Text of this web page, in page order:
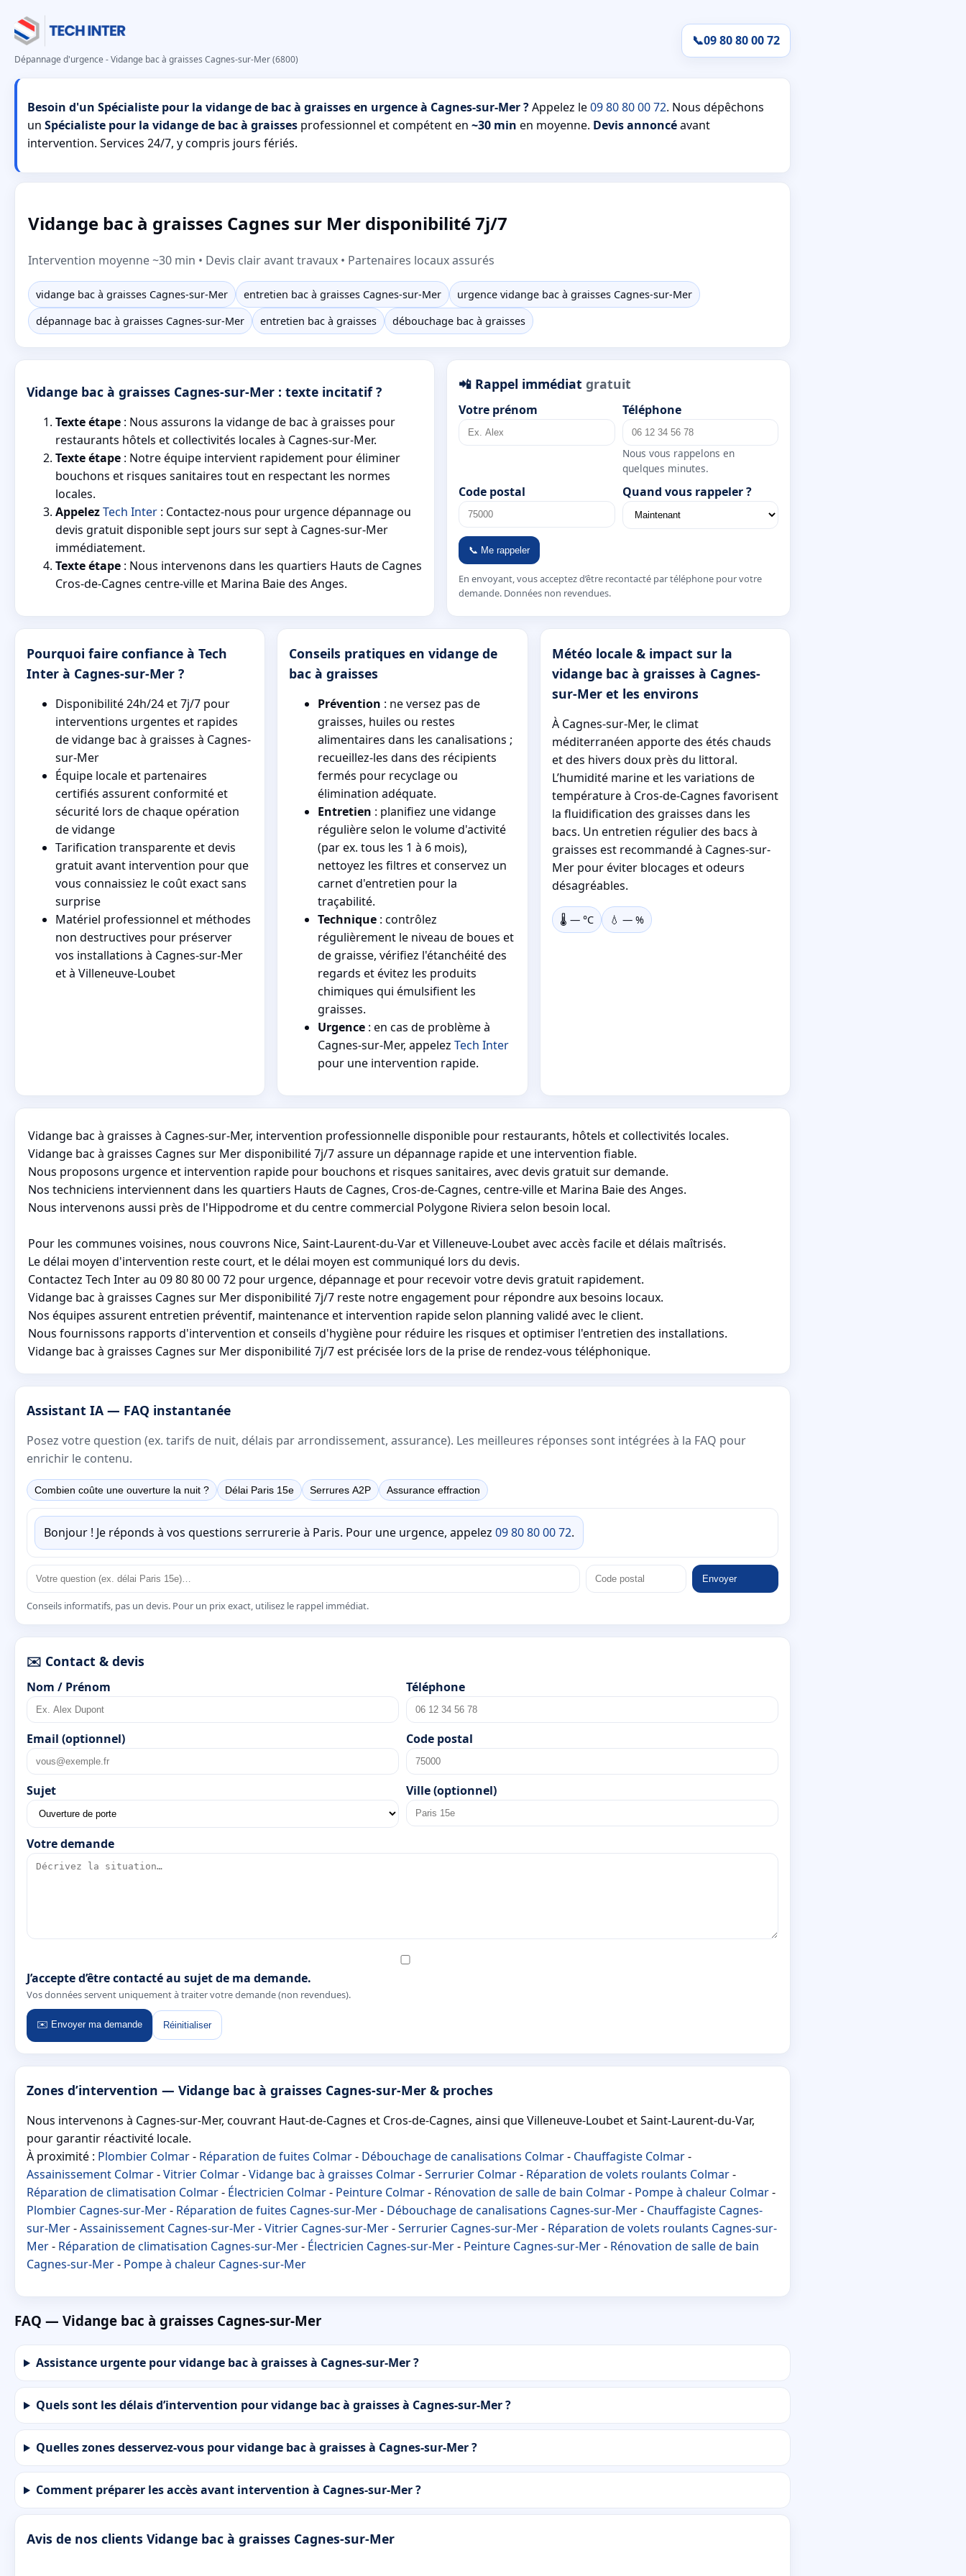
Dépannage d'urgence - Vidange bac à graisses Cagnes-sur-Mer (6800)
📞09 80 80 00 72
Besoin d'un Spécialiste pour la vidange de bac à graisses en urgence à Cagnes-sur-Mer ?Appelez le09 80 80 00 72. Nous dépêchons
un Spécialiste pour la vidange de bac à graisses professionnel et compétent en ~30 min en moyenne. Devis annoncéavant
intervention. Services 24/7, y compris jours fériés.
Vidange bac à graisses Cagnes sur Mer disponibilité 7j/7
Intervention moyenne ~30 min • Devis clair avant travaux • Partenaires locaux assurés
vidange bac à graisses Cagnes-sur-Mer entretien bac à graisses Cagnes-sur-Mer
urgence vidange bac à graisses Cagnes-sur-Mer
dépannage bac à graisses Cagnes-sur-Mer
entretien bac à graisses débouchage bac à graisses
Vidange bac à graisses Cagnes-sur-Mer : texte incitatif ?
Texte étape : Nous assurons la vidange de bac à graisses pour
restaurants hôtels et collectivités locales à Cagnes-sur-Mer.
Texte étape : Notre équipe intervient rapidement pour éliminer
bouchons et risques sanitaires tout en respectant les normes
locales.
AppelezTech Inter : Contactez-nous pour urgence dépannage ou
devis gratuit disponible sept jours sur sept à Cagnes-sur-Mer
immédiatement.
Texte étape : Nous intervenons dans les quartiers Hauts de Cagnes
Cros-de-Cagnes centre-ville et Marina Baie des Anges.
📲 Rappel immédiatgratuit
Votre prénom Téléphone
Nous vous rappelons en
quelques minutes.
Code postal Quand vous rappeler ?
📞 Me rappeler
En envoyant, vous acceptez d’être recontacté par téléphone pour votre
demande. Données non revendues.
Pourquoi faire confiance à Tech
Inter à Cagnes-sur-Mer ?
Disponibilité 24h/24 et 7j/7 pour
interventions urgentes et rapides
de vidange bac à graisses à Cagnes-
sur-Mer
Équipe locale et partenaires
certifiés assurent conformité et
sécurité lors de chaque opération
de vidange
Tarification transparente et devis
gratuit avant intervention pour que
vous connaissiez le coût exact sans
surprise
Matériel professionnel et méthodes
non destructives pour préserver
vos installations à Cagnes-sur-Mer
et à Villeneuve-Loubet
Conseils pratiques en vidange de
bac à graisses
Prévention : ne versez pas de
graisses, huiles ou restes
alimentaires dans les canalisations ;
recueillez-les dans des récipients
fermés pour recyclage ou
élimination adéquate.
Entretien : planifiez une vidange
régulière selon le volume d'activité
(par ex. tous les 1 à 6 mois),
nettoyez les filtres et conservez un
carnet d'entretien pour la
traçabilité.
Technique : contrôlez
régulièrement le niveau de boues et
de graisse, vérifiez l'étanchéité des
regards et évitez les produits
chimiques qui émulsifient les
graisses.
Urgence : en cas de problème à
Cagnes-sur-Mer, appelezTech Inter
pour une intervention rapide.
Météo locale & impact sur la
vidange bac à graisses à Cagnes-
sur-Mer et les environs
À Cagnes-sur-Mer, le climat
méditerranéen apporte des étés chauds
et des hivers doux près du littoral.
L’humidité marine et les variations de
température à Cros-de-Cagnes favorisent
la fluidification des graisses dans les
bacs. Un entretien régulier des bacs à
graisses est recommandé à Cagnes-sur-
Mer pour éviter blocages et odeurs
désagréables.
🌡️ —°C 💧 —%
Vidange bac à graisses à Cagnes-sur-Mer, intervention professionnelle disponible pour restaurants, hôtels et collectivités locales.
Vidange bac à graisses Cagnes sur Mer disponibilité 7j/7 assure un dépannage rapide et une intervention fiable.
Nous proposons urgence et intervention rapide pour bouchons et risques sanitaires, avec devis gratuit sur demande.
Nos techniciens interviennent dans les quartiers Hauts de Cagnes, Cros-de-Cagnes, centre-ville et Marina Baie des Anges.
Nous intervenons aussi près de l'Hippodrome et du centre commercial Polygone Riviera selon besoin local.
Pour les communes voisines, nous couvrons Nice, Saint-Laurent-du-Var et Villeneuve-Loubet avec accès facile et délais maîtrisés.
Le délai moyen d'intervention reste court, et le délai moyen est communiqué lors du devis.
Contactez Tech Inter au 09 80 80 00 72 pour urgence, dépannage et pour recevoir votre devis gratuit rapidement.
Vidange bac à graisses Cagnes sur Mer disponibilité 7j/7 reste notre engagement pour répondre aux besoins locaux.
Nos équipes assurent entretien préventif, maintenance et intervention rapide selon planning validé avec le client.
Nous fournissons rapports d'intervention et conseils d'hygiène pour réduire les risques et optimiser l'entretien des installations.
Vidange bac à graisses Cagnes sur Mer disponibilité 7j/7 est précisée lors de la prise de rendez-vous téléphonique.
Assistant IA — FAQ instantanée
Posez votre question (ex. tarifs de nuit, délais par arrondissement, assurance). Les meilleures réponses sont intégrées à la FAQ pour
enrichir le contenu.
Combien coûte une ouverture la nuit ? Délai Paris 15e Serrures A2P Assurance effraction
Bonjour ! Je réponds à vos questions serrurerie à Paris. Pour une urgence, appelez 09 80 80 00 72.
Envoyer
Conseils informatifs, pas un devis. Pour un prix exact, utilisez le rappel immédiat.
✉️ Contact & devis
Nom / Prénom Téléphone
Email (optionnel) Code postal
Sujet Ville (optionnel)
Votre demande
J’accepte d’être contacté au sujet de ma demande.
Vos données servent uniquement à traiter votre demande (non revendues).
✉️ Envoyer ma demande Réinitialiser
Zones d’intervention — Vidange bac à graisses Cagnes-sur-Mer & proches
Nous intervenons à Cagnes-sur-Mer, couvrant Haut-de-Cagnes et Cros-de-Cagnes, ainsi que Villeneuve-Loubet et Saint-Laurent-du-Var,
pour garantir réactivité locale.
À proximité : Plombier Colmar- Réparation de fuites Colmar- Débouchage de canalisations Colmar- Chauffagiste Colmar-
Assainissement Colmar-Vitrier Colmar-Vidange bac à graisses Colmar-Serrurier Colmar- Réparation de volets roulants Colmar-
Réparation de climatisation Colmar- Électricien Colmar- Peinture Colmar- Rénovation de salle de bain Colmar- Pompe à chaleur Colmar-
Plombier Cagnes-sur-Mer- Réparation de fuites Cagnes-sur-Mer- Débouchage de canalisations Cagnes-sur-Mer- Chauffagiste Cagnes-
sur-Mer-Assainissement Cagnes-sur-Mer-Vitrier Cagnes-sur-Mer-Serrurier Cagnes-sur-Mer- Réparation de volets roulants Cagnes-sur-
Mer- Réparation de climatisation Cagnes-sur-Mer- Électricien Cagnes-sur-Mer- Peinture Cagnes-sur-Mer- Rénovation de salle de bain
Cagnes-sur-Mer- Pompe à chaleur Cagnes-sur-Mer
FAQ — Vidange bac à graisses Cagnes-sur-Mer
Assistance urgente pour vidange bac à graisses à Cagnes-sur-Mer ?
Quels sont les délais d’intervention pour vidange bac à graisses à Cagnes-sur-Mer ?
Quelles zones desservez-vous pour vidange bac à graisses à Cagnes-sur-Mer ?
Comment préparer les accès avant intervention à Cagnes-sur-Mer ?
Avis de nos clients Vidange bac à graisses Cagnes-sur-Mer